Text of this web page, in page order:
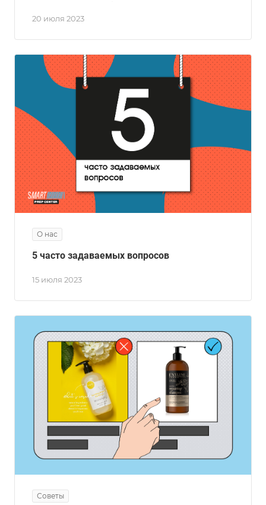
20 июля 2023
О нас
15 июля 2023
5 часто задаваемых вопросов
Советы